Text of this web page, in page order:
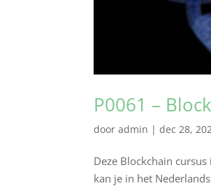
P0061 –
dooradmin |dec 28,
Deze Blockchain
kan je in het